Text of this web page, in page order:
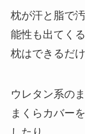
枕が汗と脂で
能性も出てく
枕はできるだ
ウレタン系の
まくらカバー